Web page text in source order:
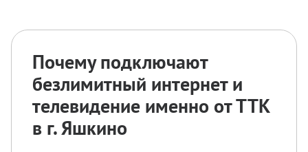
Почему подключают
безлимитный интернет и
телевидение именно от ТТК
в г. Яшкино